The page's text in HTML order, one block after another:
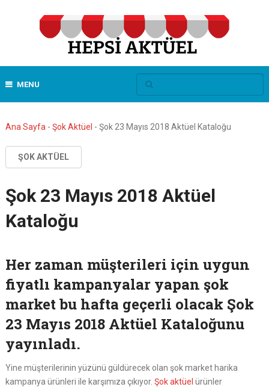
MENU
Ana Sayfa - Şok Aktüel - Şok 23 Mayıs 2018 Aktüel Kataloğu
ŞOK AKTÜEL
Şok 23 Mayıs 2018 Aktüel
Kataloğu
Her zaman müşterileri için uygun
fiyatlı kampanyalar yapan şok
market bu hafta geçerli olacak Şok
23 Mayıs 2018 Aktüel Kataloğunu
yayınladı.
Yine müşterilerinin yüzünü güldürecek olan şok market harika
kampanya ürünleri ile karşımıza çıkıyor. Şok aktüel ürünler